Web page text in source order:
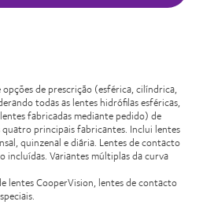
de prescrição (esférica, cilíndrica,
todas as lentes hidrófilas esféricas,
fabricadas mediante pedido) de
principais fabricantes. Inclui lentes
quinzenal e diária. Lentes de contacto
incluídas. Variantes múltiplas da curva
lentes CooperVision, lentes de contacto